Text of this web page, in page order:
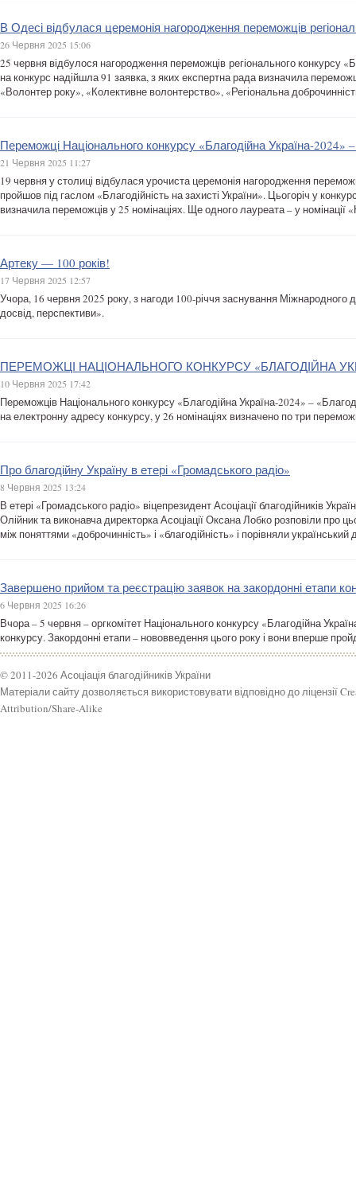
В Одесі відбулася церемонія нагородження переможців
26 Червня 2025 15:06
25 червня відбулося нагородження переможців регіонального конкурсу
на конкурс надійшла 91 заявка, з яких експертна рада визначила
«Волонтер року», «Колективне волонтерство», «Регіональна
Переможці Національного конкурсу «Благодійна Україна-2024»
21 Червня 2025 11:27
19 червня у столиці відбулася урочиста церемонія нагородження
пройшов під гаслом «Благодійність на захисті України». Цьогоріч у
визначила переможців у 25 номінаціях. Ще одного лауреата – у
Артеку — 100 років!
17 Червня 2025 12:57
Учора, 16 червня 2025 року, з нагоди 100-річчя заснування Міжнародного
досвід, перспективи».
ПЕРЕМОЖЦІ НАЦІОНАЛЬНОГО КОНКУРСУ «БЛАГОДІЙНА
10 Червня 2025 17:42
Переможців Національного конкурсу «Благодійна Україна-2024» –
на електронну адресу конкурсу, у 26 номінаціях визначено по три
Про благодійну Україну в етері «Громадського радіо»
8 Червня 2025 13:24
В етері «Громадського радіо» віцепрезидент Асоціації благодійників
Олійник та виконавча директорка Асоціації Оксана Лобко розповіли про
між поняттями «доброчинність» і «благодійність» і порівняли
Завершено прийом та реєстрацію заявок на закордонні етапи
6 Червня 2025 16:26
Вчора – 5 червня – оргкомітет Національного конкурсу «Благодійна
конкурсу. Закордонні етапи – нововведення цього року і вони вперше
© 2011-2026 Асоціація благодійників України
Матеріали сайту дозволяється використовувати відповідно до ліцензії
Attribution/Share-Alike